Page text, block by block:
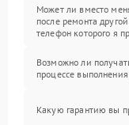
Может ли вместо
после ремонта
телефон которого я
Возможно ли
процессе
Какую гарантию вы